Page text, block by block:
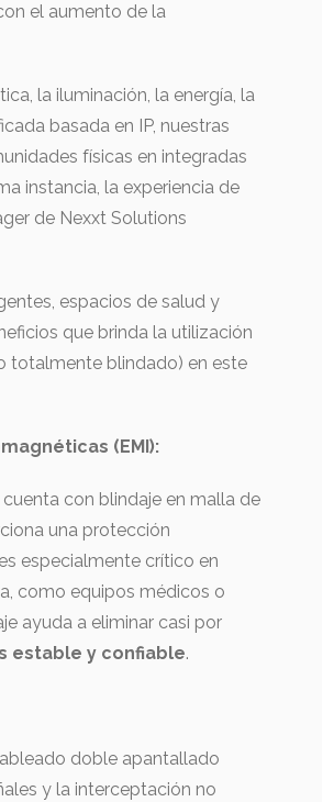
el aumento de la
la iluminación, la energía, la
basada en IP, nuestras
físicas en integradas
instancia, la experiencia de
de Nexxt Solutions
espacios de salud y
que brinda la utilización
totalmente blindado) en este
(EMI):
con blindaje en malla de
una protección
especialmente crítico en
como equipos médicos o
ayuda a eliminar casi por
estable y confiable.
doble apantallado
y la interceptación no